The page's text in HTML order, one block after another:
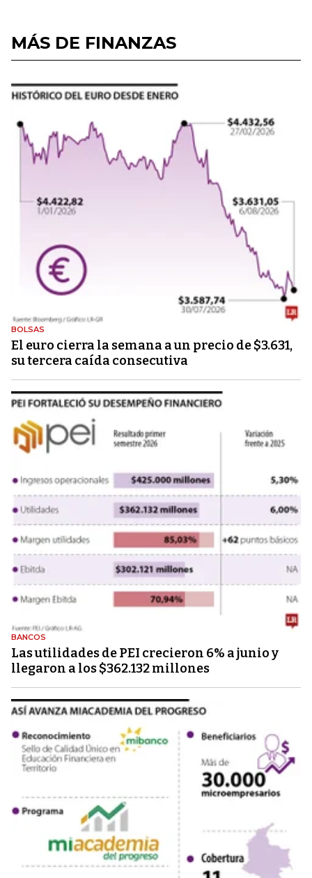
MÁS DE FINANZAS
BOLSAS
El euro cierra la semana a un precio de $3.631,
su tercera caída consecutiva
BANCOS
Las utilidades de PEI crecieron 6% a junio y
llegaron a los $362.132 millones